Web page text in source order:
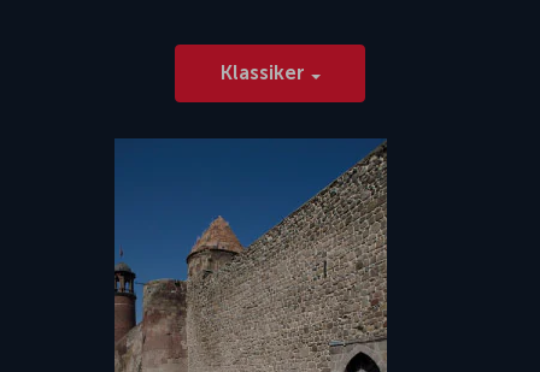
Klassiker